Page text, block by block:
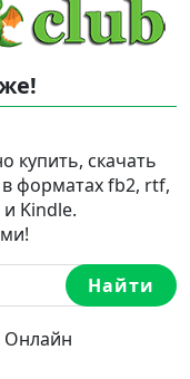
купить, скачать
форматах fb2, rtf,
Kindle.
Найти